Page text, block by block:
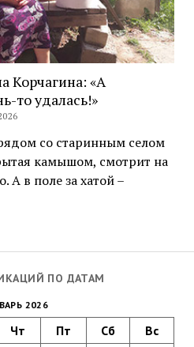
ПО ДАТАМ
2026
Чт Пт Сб Вс
Корчагина: «А
то удалась!»
со старинным селом
камышом, смотрит на
А в поле за хатой –